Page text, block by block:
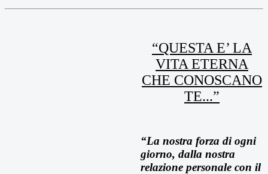
“QUESTA E’ LA
VITA ETERNA
CHE CONOSCANO
TE...”
“La nostra forza di ogni
giorno, dalla nostra
relazione personale con il